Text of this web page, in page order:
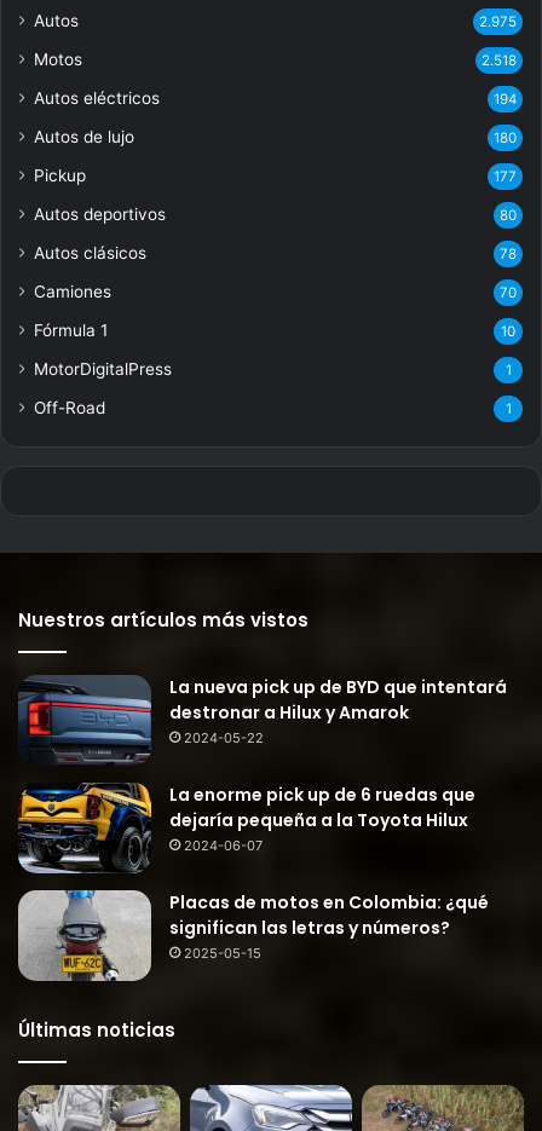
Autos 2.975
Motos 2.518
Autos eléctricos 194
Autos de lujo 180
Pickup 177
Autos deportivos 80
Autos clásicos 78
Camiones 70
Fórmula 1 10
MotorDigitalPress 1
Off-Road 1
Nuestros artículos más vistos
La nueva pick up de BYD que intentará
destronar a Hilux y Amarok
2024-05-22
La enorme pick up de 6 ruedas que
dejaría pequeña a la Toyota Hilux
2024-06-07
Placas de motos en Colombia: ¿qué
significan las letras y números?
2025-05-15
Últimas noticias